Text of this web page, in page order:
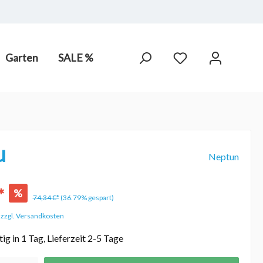
Garten SALE %
Neptun
% 74,34 €*(36.79% gespart)
Versandkosten
in 1 Tag, Lieferzeit 2-5 Tage